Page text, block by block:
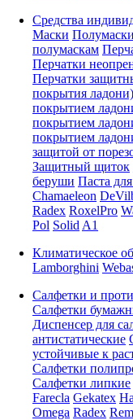
Средства
Маски Полумаски
полумаскам
Перчатки
Перчатки
покрытия ладони)
покрытием
покрытием
покрытием
защитой от
Защитный щиток
беруши Паста
Chamaeleon
Radex RoxelPro
Pol Solid A1
Климатическое
Lamborghini
Салфетки и
Салфетки
Диспенсер для
антистатические
устойчивые к
Салфетки
Салфетки липкие
Farecla Gekatex
Omega Radex